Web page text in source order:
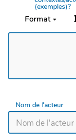
(exemples)?
Format
Nom de l'acteur